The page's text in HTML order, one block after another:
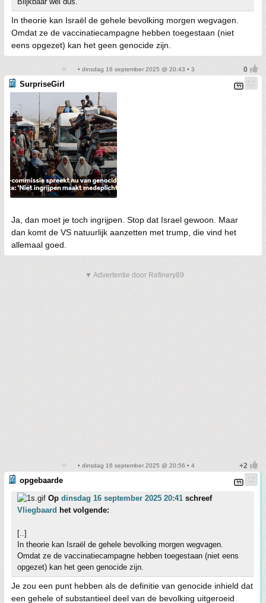
In theorie kan Israël de gehele bevolking morgen wegvagen.
Omdat ze de vaccinatiecampagne hebben toegestaan (niet
eens opgezet) kan het geen genocide zijn.
• dinsdag 16 september 2025 @ 20:43 • 3
SurpriseGirl
Ja, dan moet je toch ingrijpen. Stop dat Israel gewoon. Maar
dan komt de VS natuurlijk aanzetten met trump, die vind het
allemaal goed.
▼ Advertentie door Refinery89
• dinsdag 16 september 2025 @ 20:56 • 4
opgebaarde
Op dinsdag 16 september 2025 20:41 schreef
Vliegbaard het volgende:
[..]
In theorie kan Israël de gehele bevolking morgen wegvagen.
Omdat ze de vaccinatiecampagne hebben toegestaan (niet eens
opgezet) kan het geen genocide zijn.
Je zou een punt hebben als de definitie van genocide inhield dat
een gehele of substantieel deel van de bevolking uitgeroeid